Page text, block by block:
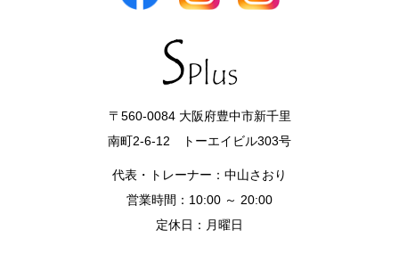
〒560-0084 大阪府豊中市新千里
南町2-6-12 トーエイビル303号
代表・トレーナー：中山さおり
営業時間：10:00 ～ 20:00
定休日：月曜日